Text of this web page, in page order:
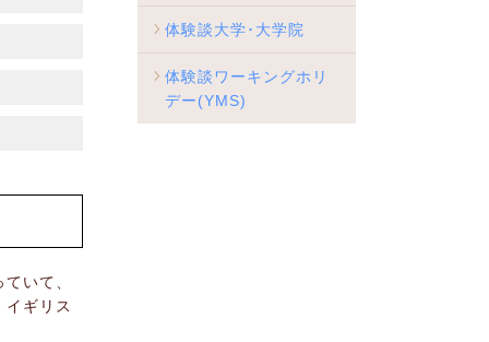
いて、
ギリス
体験談大学･大学院
体験談ワーキングホリ
デー(YMS)